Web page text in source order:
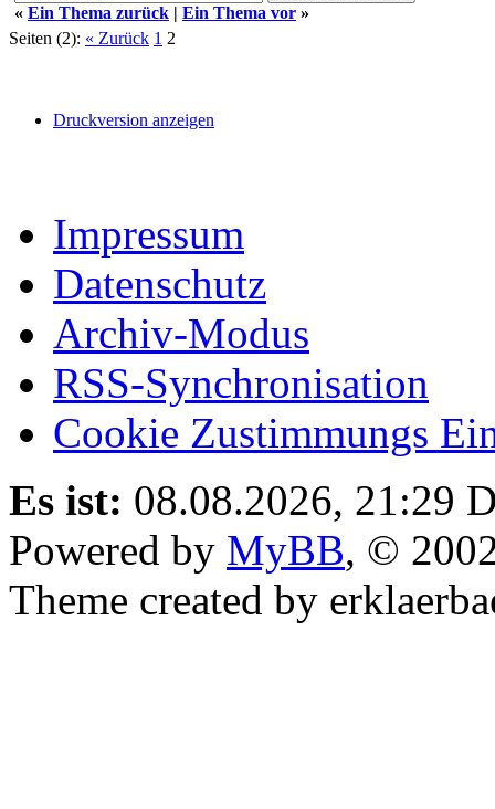
« Ein Thema zurück | Ein Thema vor »
Seiten (2): « Zurück 1 2
Druckversion anzeigen
Impressum
Datenschutz
Archiv-Modus
RSS-Synchronisation
Cookie Zustimmungs
Es ist: 08.08.2026, 21:29
Powered by MyBB, ©
Theme created by